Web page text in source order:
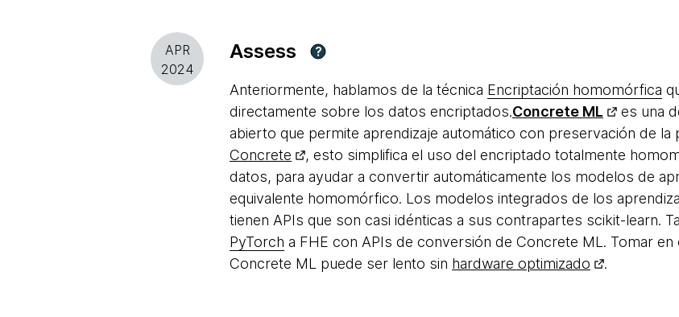
APR
2024
Assess ?
Anteriormente, hablamos de la técnica Encriptación homomórfica
directamente sobre los datos encriptados.Concrete ML
es una
abierto que permite aprendizaje automático con preservación de
Concrete
, esto simplifica el uso del encriptado totalmente
datos, para ayudar a convertir automáticamente los modelos de
equivalente homomórfico. Los modelos integrados de los
tienen APIs que son casi idénticas a sus contrapartes scikit-learn.
PyTorch a FHE con APIs de conversión de Concrete ML. Tomar
Concrete ML puede ser lento sin hardware optimizado .